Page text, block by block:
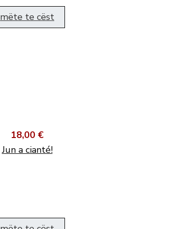
mëte te cëst
18,00 €
Jun a cianté!